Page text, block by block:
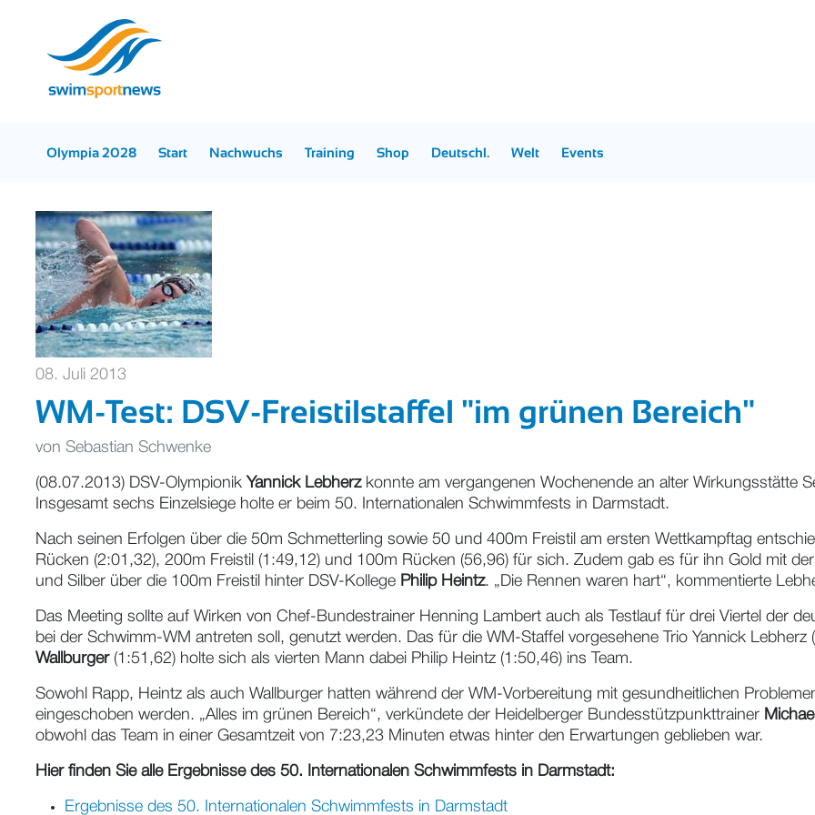
Olympia 2028 Start Nachwuchs Training Shop Deutschl. Welt Events
08. Juli 2013
WM-Test: DSV-Freistilstaffel "im grünen Bereich"
von Sebastian Schwenke
(08.07.2013) DSV-Olympionik Yannick Lebherzkonnte am vergangenen Wochenende an alter Wirkungsstätte
Insgesamt sechs Einzelsiege holte er beim 50. Internationalen Schwimmfests in Darmstadt.
Nach seinen Erfolgen über die 50m Schmetterling sowie 50 und 400m Freistil am ersten Wettkampftag
Rücken (2:01,32), 200m Freistil (1:49,12) und 100m Rücken (56,96) für sich. Zudem gab es für ihn Gold mit
und Silber über die 100m Freistil hinter DSV-Kollege Philip Heintz. „Die Rennen waren hart“, kommentierte
Das Meeting sollte auf Wirken von Chef-Bundestrainer Henning Lambert auch als Testlauf für drei Viertel der
bei der Schwimm-WM antreten soll, genutzt werden. Das für die WM-Staffel vorgesehene Trio Yannick Lebherz
Wallburger(1:51,62) holte sich als vierten Mann dabei Philip Heintz (1:50,46) ins Team.
Sowohl Rapp, Heintz als auch Wallburger hatten während der WM-Vorbereitung mit gesundheitlichen
eingeschoben werden. „Alles im grünen Bereich“, verkündete der Heidelberger Bundesstützpunkttrainer
obwohl das Team in einer Gesamtzeit von 7:23,23 Minuten etwas hinter den Erwartungen geblieben war.
Hier finden Sie alle Ergebnisse des 50. Internationalen Schwimmfests in Darmstadt:
Ergebnisse des 50. Internationalen Schwimmfests in Darmstadt